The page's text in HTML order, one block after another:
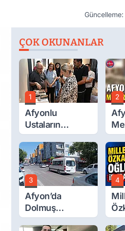
ÇOK OKUNANLAR
1
Afyonlu
Ustaların
Eserleri
Görücüye Çıktı
2
3
Afyon’da
Dolmuş
Ücretlerine
4